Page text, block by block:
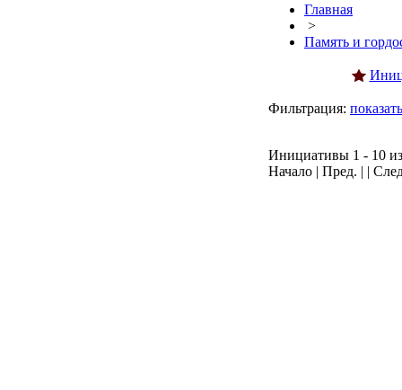
Главная
>
Память и
Фильтрация:
Инициативы 1 - 10
Начало | Пред. | |